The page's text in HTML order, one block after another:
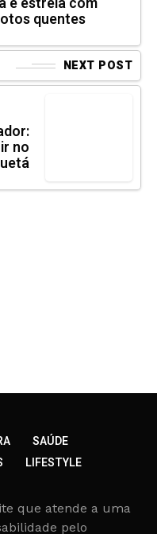
quentes
NEXT POST
no
SAÚDE
LIFESTYLE
que atende a uma
pelo